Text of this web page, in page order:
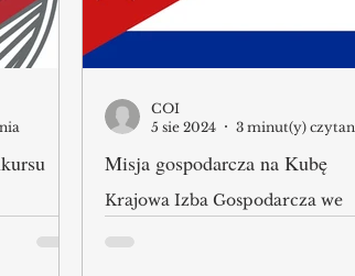
W
Misja gospodarcza na Kubę
Krajowa Izba Gospodarcza we
współpracy z Izbą Handlową
Ambasadą RP w Hawanie oraz
COI
5 sie 2024
3 minut(y)